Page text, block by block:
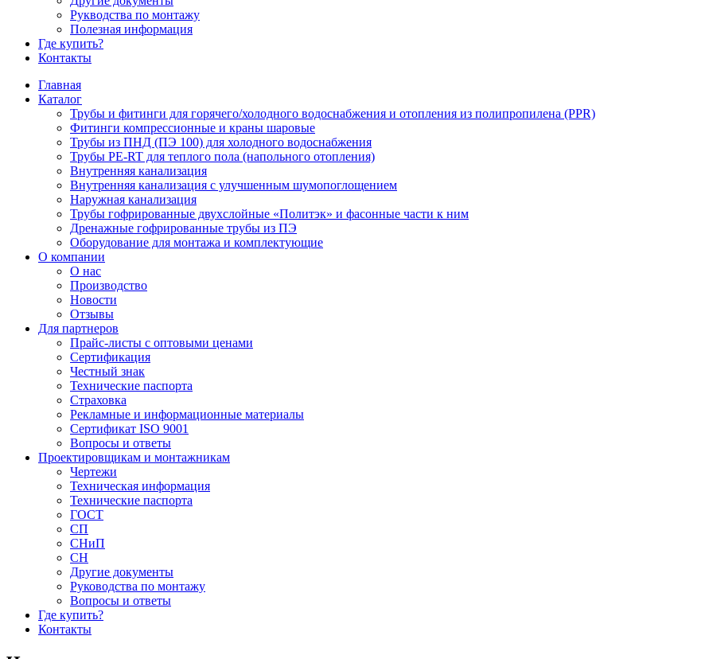
Рукводства по монтажу
Полезная информация
Где купить?
Контакты
Главная
Каталог
Трубы и фитинги для горячего/холодного водоснабжения и отопления из полипропилена (PPR)
Фитинги компрессионные и краны шаровые
Трубы из ПНД (ПЭ 100) для холодного водоснабжения
Трубы PE-RT для теплого пола (напольного отопления)
Внутренняя канализация
Внутренняя канализация с улучшенным шумопоглощением
Наружная канализация
Трубы гофрированные двухслойные «Политэк» и фасонные части к ним
Дренажные гофрированные трубы из ПЭ
Оборудование для монтажа и комплектующие
О компании
О нас
Производство
Новости
Отзывы
Для партнеров
Прайс-листы с оптовыми ценами
Сертификация
Честный знак
Технические паспорта
Страховка
Рекламные и информационные материалы
Сертификат ISO 9001
Вопросы и ответы
Проектировщикам и монтажникам
Чертежи
Техническая информация
Технические паспорта
ГОСТ
СП
СНиП
СН
Другие документы
Руководства по монтажу
Вопросы и ответы
Где купить?
Контакты